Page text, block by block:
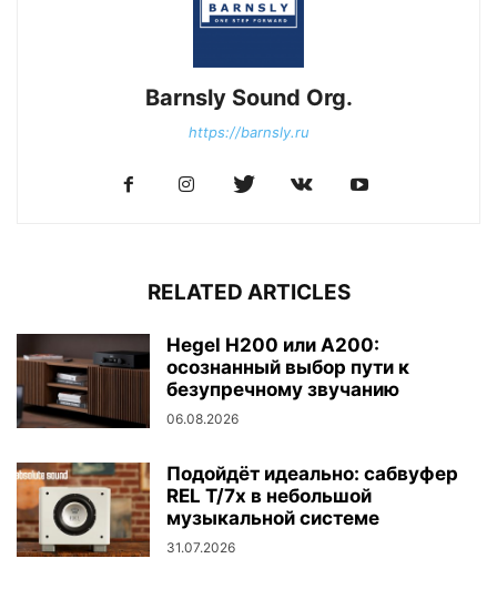
Barnsly Sound Org.
https://barnsly.ru
RELATED ARTICLES
Hegel H200 или A200:
осознанный выбор пути к
безупречному звучанию
06.08.2026
Подойдёт идеально: сабвуфер
REL T/7x в небольшой
музыкальной системе
31.07.2026